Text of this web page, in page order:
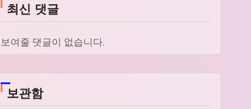
최신 댓글
보여줄 댓글이 없습니다.
보관함